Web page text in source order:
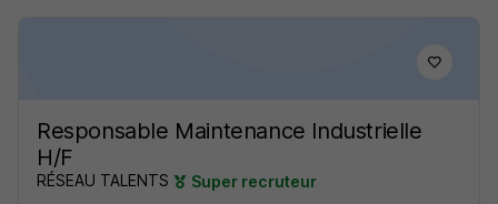
Responsable Maintenance Industrielle
H/F
RÉSEAU TALENTS Super recruteur